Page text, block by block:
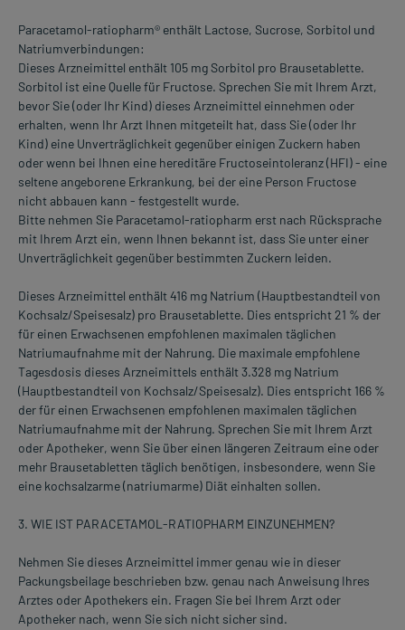
Paracetamol-ratiopharm® enthält Lactose, Sucrose, Sorbitol und
Natriumverbindungen:
Dieses Arzneimittel enthält 105 mg Sorbitol pro Brausetablette.
Sorbitol ist eine Quelle für Fructose. Sprechen Sie mit Ihrem Arzt,
bevor Sie (oder Ihr Kind) dieses Arzneimittel einnehmen oder
erhalten, wenn Ihr Arzt Ihnen mitgeteilt hat, dass Sie (oder Ihr
Kind) eine Unverträglichkeit gegenüber einigen Zuckern haben
oder wenn bei Ihnen eine hereditäre Fructoseintoleranz (HFI) - eine
seltene angeborene Erkrankung, bei der eine Person Fructose
nicht abbauen kann - festgestellt wurde.
Bitte nehmen Sie Paracetamol-ratiopharm erst nach Rücksprache
mit Ihrem Arzt ein, wenn Ihnen bekannt ist, dass Sie unter einer
Unverträglichkeit gegenüber bestimmten Zuckern leiden.
Dieses Arzneimittel enthält 416 mg Natrium (Hauptbestandteil von
Kochsalz/Speisesalz) pro Brausetablette. Dies entspricht 21 % der
für einen Erwachsenen empfohlenen maximalen täglichen
Natriumaufnahme mit der Nahrung. Die maximale empfohlene
Tagesdosis dieses Arzneimittels enthält 3.328 mg Natrium
(Hauptbestandteil von Kochsalz/Speisesalz). Dies entspricht 166 %
der für einen Erwachsenen empfohlenen maximalen täglichen
Natriumaufnahme mit der Nahrung. Sprechen Sie mit Ihrem Arzt
oder Apotheker, wenn Sie über einen längeren Zeitraum eine oder
mehr Brausetabletten täglich benötigen, insbesondere, wenn Sie
eine kochsalzarme (natriumarme) Diät einhalten sollen.
3. WIE IST PARACETAMOL-RATIOPHARM EINZUNEHMEN?
Nehmen Sie dieses Arzneimittel immer genau wie in dieser
Packungsbeilage beschrieben bzw. genau nach Anweisung Ihres
Arztes oder Apothekers ein. Fragen Sie bei Ihrem Arzt oder
Apotheker nach, wenn Sie sich nicht sicher sind.